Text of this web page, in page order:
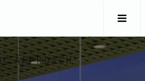
APPROACH